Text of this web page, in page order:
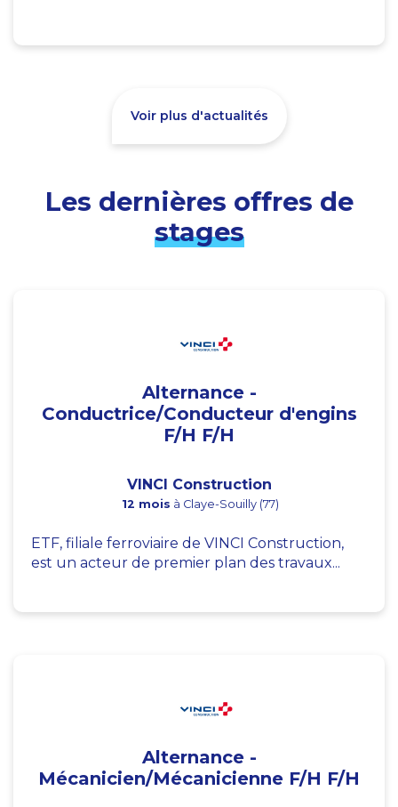
Voir plus d'actualités
Les dernières offres de
stages
Alternance -
Conductrice/Conducteur d'engins
F/H F/H
VINCI Construction
12 mois à Claye-Souilly (77)
ETF, filiale ferroviaire de VINCI Construction,
est un acteur de premier plan des travaux...
Alternance -
Mécanicien/Mécanicienne F/H F/H